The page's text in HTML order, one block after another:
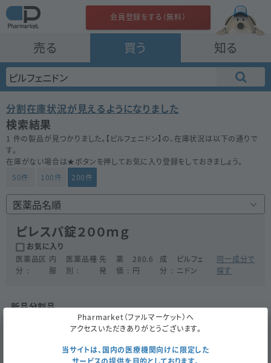
売る 買う 知る
会員登録をする（無料）
分割在庫状況が見えるようになりました
検索結果
1 件の製品が見つかりました。【 ピルフェニドン】の、在庫状況は以下の通りで
す。
在庫がない場合は★ボタンを押してお気に入り登録をしておきましょう。
50件
100件 200件
ピレスパ錠２００ｍｇ
お気に入り
医薬品区
分
内
服
医薬品種
別
先
発
薬
価
280.6
円
成
分
ピルフェ
ニドン
同一成分で
探す
新品分割品
最新の在庫数を見る
Pharmarket（ファルマーケット）へ
アクセスいただきありがとうございます。
当サイトは、国内の医療機関向けに限定した
サービスの提供を目的としております。